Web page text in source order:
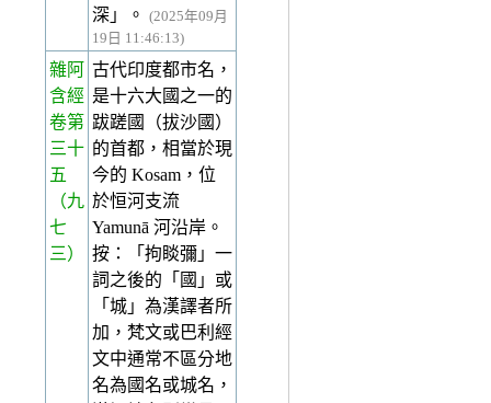
深」。
(2025年09月
19日 11:46:13)
雜阿
含經
卷第
三十
五
（九
七
三）
古代印度都市名，
是十六大國之一的
跋蹉國（拔沙國）
的首都，相當於現
今的 Kosam，位
於恒河支流
Yamunā 河沿岸。
按：「拘睒彌」一
詞之後的「國」或
「城」為漢譯者所
加，梵文或巴利經
文中通常不區分地
名為國名或城名，